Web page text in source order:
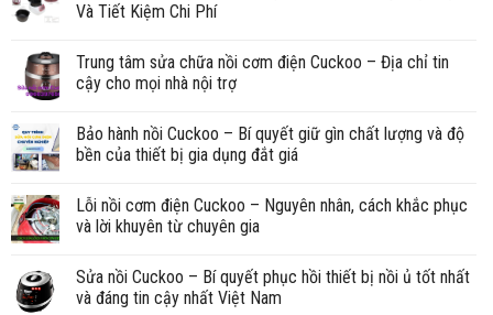
Và Tiết Kiệm Chi Phí
Trung tâm sửa chữa nồi cơm điện Cuckoo – Địa chỉ tin
cậy cho mọi nhà nội trợ
Bảo hành nồi Cuckoo – Bí quyết giữ gìn chất lượng và độ
bền của thiết bị gia dụng đắt giá
Lỗi nồi cơm điện Cuckoo – Nguyên nhân, cách khắc phục
và lời khuyên từ chuyên gia
Sửa nồi Cuckoo – Bí quyết phục hồi thiết bị nồi ủ tốt nhất
và đáng tin cậy nhất Việt Nam